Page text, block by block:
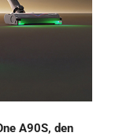
A90S, den